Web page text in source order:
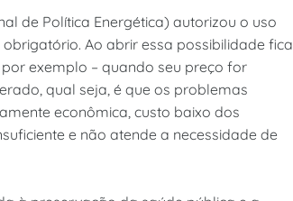
de Política Energética) autorizou o uso
Ao abrir essa possibilidade fica
exemplo – quando seu preço for
qual seja, é que os problemas
econômica, custo baixo dos
e não atende a necessidade de